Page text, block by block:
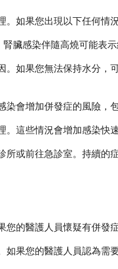
如果您出現以下任何情
臟感染伴隨高燒可能表
如果您無法保持水分
會增加併發症的風險，
這些情況會增加感染快
或前往急診室。持續
的醫護人員懷疑有併發
果您的醫護人員認為需